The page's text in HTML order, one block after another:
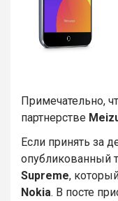
Примечательно,
партнерстве
Если принять за
опубликованный
Supreme,
Nokia. В посте